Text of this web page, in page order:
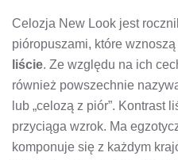
Celozja New Look jest
pióropuszami, które
liście. Ze względu na ich
również powszechnie
lub „celozą z piór”. Kontrast
przyciąga wzrok. Ma
komponuje się z każdym